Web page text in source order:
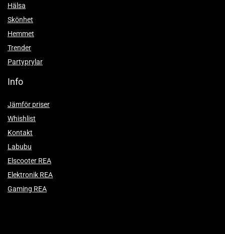
Hälsa
Skönhet
Hemmet
Trender
Partyprylar
Info
Jämför priser
Whishlist
Kontakt
Labubu
Elscooter REA
Elektronik REA
Gaming REA